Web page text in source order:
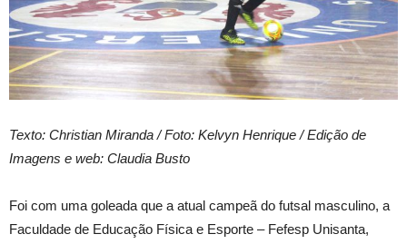
Texto: Christian Miranda / Foto: Kelvyn Henrique / Edição de
Imagens e web: Claudia Busto
Foi com uma goleada que a atual campeã do futsal masculino, a
Faculdade de Educação Física e Esporte – Fefesp Unisanta,